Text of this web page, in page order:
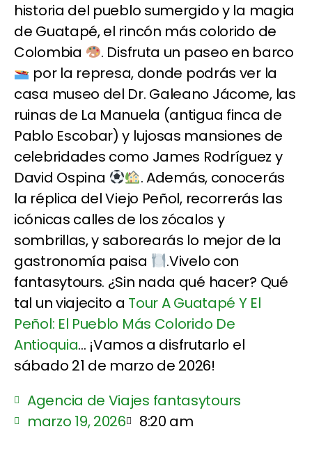
historia del pueblo sumergido y la magia
de Guatapé, el rincón más colorido de
Colombia
. Disfruta un paseo en barco
por la represa, donde podrás ver la
casa museo del Dr. Galeano Jácome, las
ruinas de La Manuela (antigua finca de
Pablo Escobar) y lujosas mansiones de
celebridades como James Rodríguez y
David Ospina
. Además, conocerás
la réplica del Viejo Peñol, recorrerás las
icónicas calles de los zócalos y
sombrillas, y saborearás lo mejor de la
gastronomía paisa
.Vivelo con
fantasytours. ¿Sin nada qué hacer? Qué
tal un viajecito a Tour A Guatapé Y El
Peñol: El Pueblo Más Colorido De
Antioquia... ¡Vamos a disfrutarlo el
sábado 21 de marzo de 2026!
Agencia de Viajes fantasytours
marzo 19, 2026
8:20 am